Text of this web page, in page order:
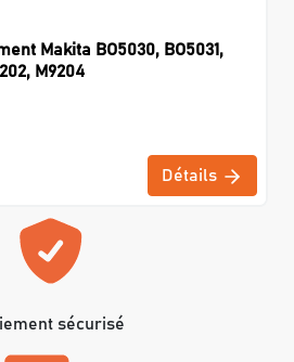
Makita BO5030, BO5031,
M9204
Détails
sécurisé